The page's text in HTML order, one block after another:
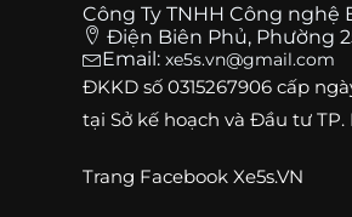
Công Ty TNHH Công nghệ
Điện Biên Phủ, Phường
Email: xe5s.vn@gmail.com
ĐKKD số 0315267906 cấp
tại Sở kế hoạch và Đầu tư TP.
Trang Facebook Xe5s.VN